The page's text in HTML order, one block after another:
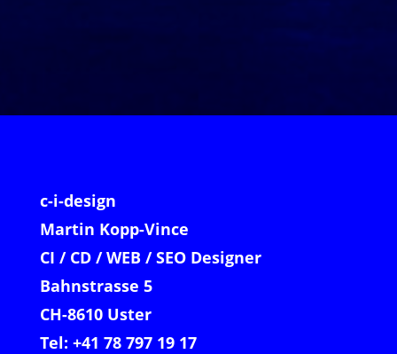
c-i-design
Martin Kopp-Vince
CI / CD / WEB / SEO Designer
Bahnstrasse 5
CH-8610 Uster
Tel: +41 78 797 19 17